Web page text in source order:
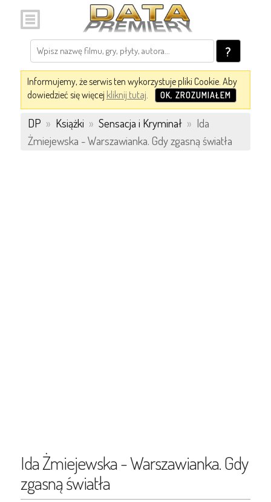
?
Informujemy, że serwis ten wykorzystuje pliki Cookie. Aby
dowiedzieć się więcej kliknij tutaj. OK, ZROZUMIAŁEM
DP » Książki » Sensacja i Kryminał » Ida
Żmiejewska - Warszawianka. Gdy zgasną światła
Ida Żmiejewska - Warszawianka. Gdy
zgasną światła